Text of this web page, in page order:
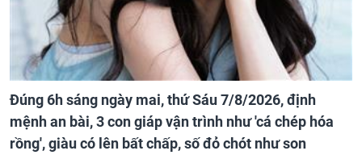
Đúng 6h sáng ngày mai, thứ Sáu 7/8/2026, định
mệnh an bài, 3 con giáp vận trình như 'cá chép hóa
rồng', giàu có lên bất chấp, số đỏ chót như son